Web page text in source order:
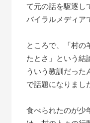
て元の話を駆逐し
バイラルメディア
ところで、「村の
たとさ」という結
ういう教訓だっ
で話題になりまし
食べられたのが少